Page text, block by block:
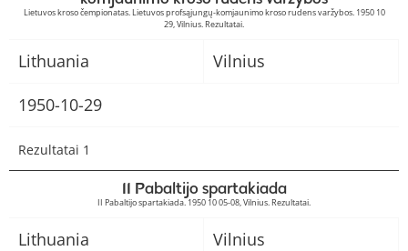
Lietuvos kroso čempionatas. Lietuvos profsąjungų-komjaunimo kroso rudens varžybos. 1950 10
29, Vilnius. Rezultatai.
Lithuania
Vilnius
1950-10-29
Rezultatai 1
II Pabaltijo spartakiada
II Pabaltijo spartakiada. 1950 10 05-08, Vilnius. Rezultatai.
Lithuania
Vilnius